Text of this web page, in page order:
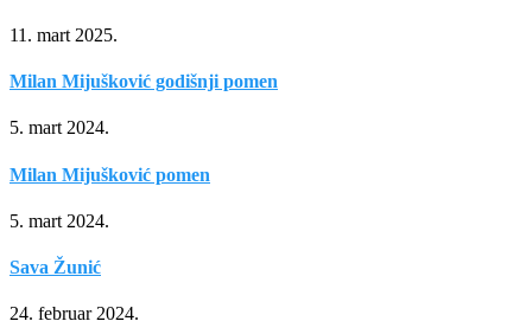
11. mart 2025.
Milan Mijušković godišnji pomen
5. mart 2024.
Milan Mijušković pomen
5. mart 2024.
Sava Žunić
24. februar 2024.